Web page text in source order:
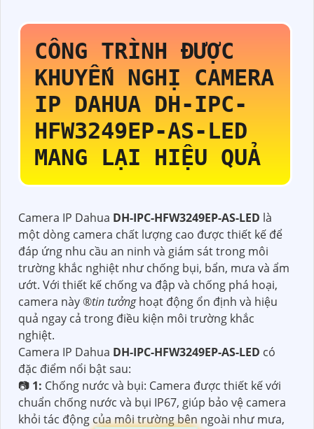
CÔNG TRÌNH ĐƯỢC
KHUYẾN NGHỊ CAMERA
IP DAHUA DH-IPC-
HFW3249EP-AS-LED
MANG LẠI HIỆU QUẢ
Camera IP Dahua DH-IPC-HFW3249EP-AS-LED là
một dòng camera chất lượng cao được thiết kế để
đáp ứng nhu cầu an ninh và giám sát trong môi
trường khắc nghiệt như chống bụi, bẩn, mưa và ẩm
ướt. Với thiết kế chống va đập và chống phá hoại,
camera này ®️tin tưởnghoạt động ổn định và hiệu
quả ngay cả trong điều kiện môi trường khắc
nghiệt.
Camera IP Dahua DH-IPC-HFW3249EP-AS-LED có
đặc điểm nổi bật sau:
📷 1: Chống nước và bụi: Camera được thiết kế với
chuẩn chống nước và bụi IP67, giúp bảo vệ camera
khỏi tác động của môi trường bên ngoài như mưa,